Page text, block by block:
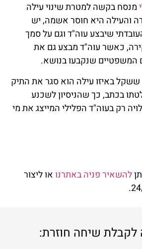
מנסח בקשה למטרת שינוי עילה
והעילה היא חוסר אשמה, יש
שיבצע עוה"ד וגם על סמך
כאשר עוה"ד מבצע גם את
המשפטיים שנקבעו בנושא.
באיזו עילה הוא סגר את התיק
בכתב, כך שהניסיון לשכנע
רק בעוה"ד הפלילי המייצג את מי
להשאיר פניה באתרנואו ליצור
שיחה חוזרת: